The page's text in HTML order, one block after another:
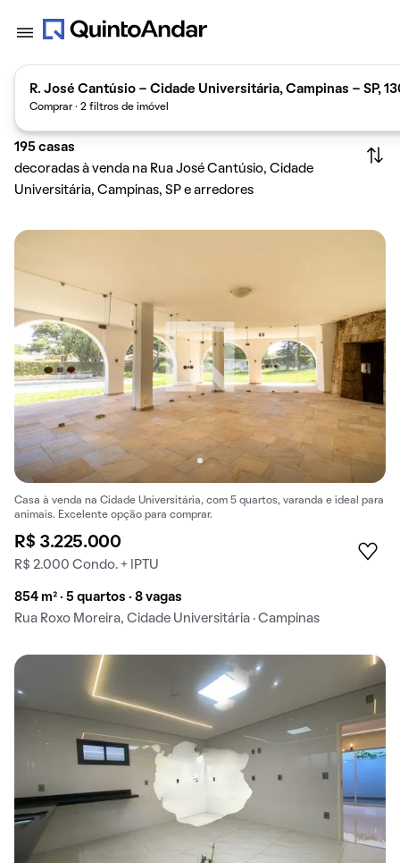
R. José Cantúsio - Cidade Universitária, Campinas - SP,
Comprar · 2 filtros de imóvel
195 casas
decoradas à venda na Rua José Cantúsio, Cidade
Universitária, Campinas, SP e arredores
Casa à venda na Cidade Universitária, com 5 quartos, varanda e ideal para
animais. Excelente opção para comprar.
R$ 3.225.000
R$ 2.000 Condo. + IPTU
854 m² · 5 quartos · 8 vagas
Rua Roxo Moreira, Cidade Universitária · Campinas